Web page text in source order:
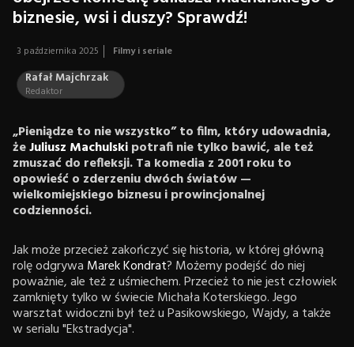
biznesie, wsi i duszy? Sprawdź!
3 października 2025 Filmy i seriale
Rafał Majchrzak
Redaktor
„Pieniądze to nie wszystko” to film, który udowadnia,
żeJuliusz Machulskipotrafi nie tylko bawić, ale też
zmuszać do refleksji. Ta komedia z 2001 roku to
opowieść o zderzeniu dwóch światów —
wielkomiejskiego biznesu i prowincjonalnej
codzienności.
Jak może przecież zakończyć się historia, w której główną
rolę odgrywa Marek Kondrat? Możemy podejść do niej
poważnie, ale też z uśmiechem. Przecież to nie jest człowiek
zamknięty tylko w świecie Michała Koterskiego. Jego
warsztat widoczni był też u Pasikowskiego, Wajdy, a także
w serialu "Ekstradycja".